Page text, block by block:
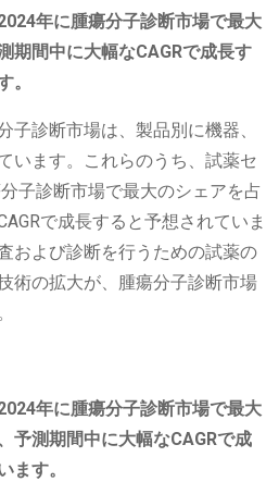
年に腫瘍分子診断市場で最大
期間中に大幅なCAGRで成長す
。
子診断市場は、製品別に機器、
います。これらのうち、試薬セ
子診断市場で最大のシェアを占
で成長すると予想されていま
および診断を行うための試薬の
術の拡大が、腫瘍分子診断市場
年に腫瘍分子診断市場で最大
予測期間中に大幅なCAGRで成
ます。